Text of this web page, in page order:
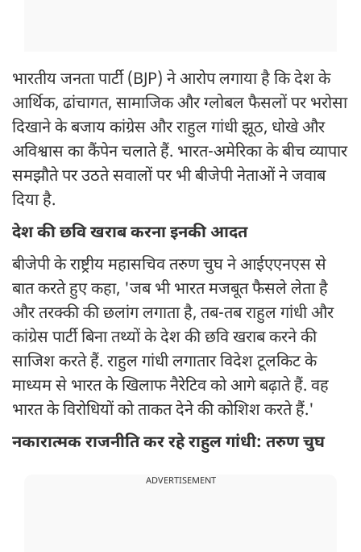
भारतीय जनता पार्टी (BJP) ने आरोप लगाया है कि देश के
आर्थिक, ढांचागत, सामाजिक और ग्लोबल फैसलों पर भरोसा
दिखाने के बजाय कांग्रेस और राहुल गांधी झूठ, धोखे और
अविश्वास का कैंपेन चलाते हैं. भारत-अमेरिका के बीच व्यापार
समझौते पर उठते सवालों पर भी बीजेपी नेताओं ने जवाब
दिया है.
देश की छवि खराब करना इनकी आदत
बीजेपी के राष्ट्रीय महासचिव तरुण चुघ ने आईएएनएस से
बात करते हुए कहा, 'जब भी भारत मजबूत फैसले लेता है
और तरक्की की छलांग लगाता है, तब-तब राहुल गांधी और
कांग्रेस पार्टी बिना तथ्यों के देश की छवि खराब करने की
साजिश करते हैं. राहुल गांधी लगातार विदेश टूलकिट के
माध्यम से भारत के खिलाफ नैरेटिव को आगे बढ़ाते हैं. वह
भारत के विरोधियों को ताकत देने की कोशिश करते हैं.'
नकारात्मक राजनीति कर रहे राहुल गांधी: तरुण चुघ
ADVERTISEMENT